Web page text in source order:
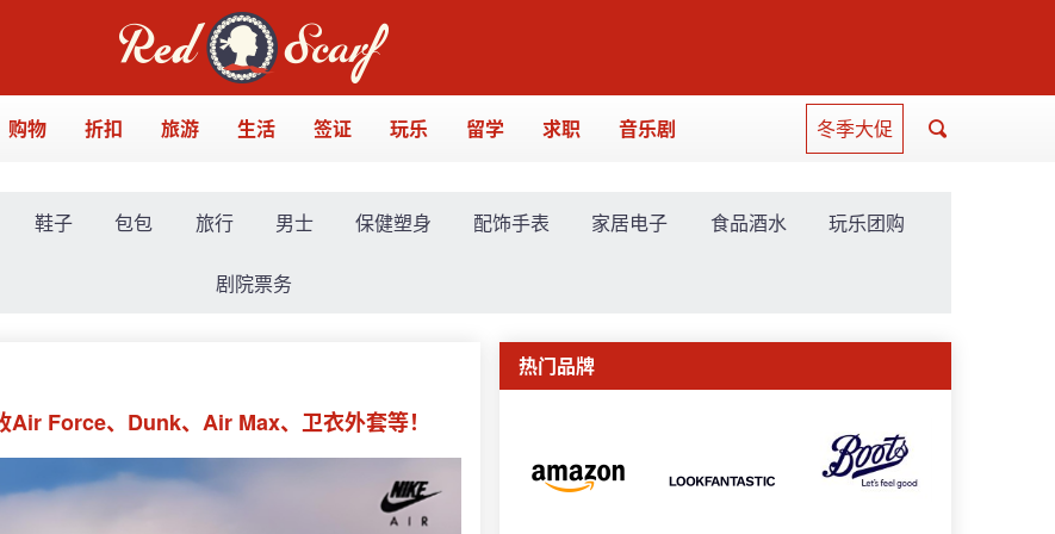
购物 折扣 旅游 生活 签证 玩乐 留学 求职 音乐剧 冬季大促
鞋子 包包 旅行 男士 保健塑身 配饰手表 家居电子 食品酒水 玩乐团购
剧院票务
Force、Dunk、Air Max、卫衣外套等！
热门品牌